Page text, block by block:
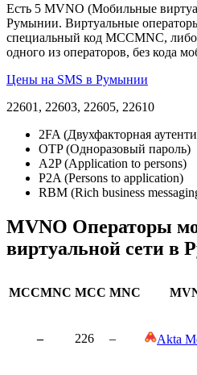
Есть 5 MVNO (Мобильные
Румынии. Виртуальные
специальный код MCCMNC,
одного из операторов, без кода
Цены на SMS в Румынии
22601, 22603, 22605, 22610
2FA (Двухфакторная
OTP (Одноразовый пароль)
A2P (Application to persons)
P2A (Persons to application)
RBM (Rich business
MVNO Операторы
виртуальной сети в
MCCMNC MCC MNC
– 226 – Akta